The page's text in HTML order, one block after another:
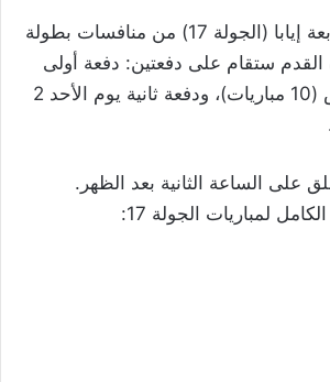
مباريات الجولة الرّابعة إيابا (الجولة 17) من منافسات بطولة
القدم ستقام على دفعتين: دفعة أولى
يوم السبت 1 مارس (10 مباريات)، ودفعة ثانية يوم الأحد 2
على الساعة الثانية بعد الظهر.
لمباريات الجولة 17: